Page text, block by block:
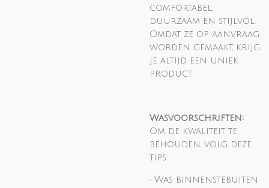
comfortabel,
duurzaam en stijlvol.
Omdat ze op aanvraag
worden gemaakt, krijg
je altijd een uniek
product.
Wasvoorschriften:
Om de kwaliteit te
behouden, volg deze
tips:
• Was binnenstebuiten